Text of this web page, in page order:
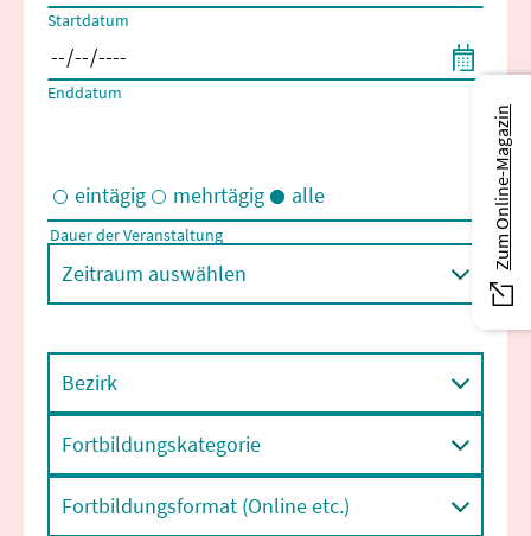
Startdatum
Enddatum
Eintägige und/oder mehrtägige Veranstaltungen
eintägig mehrtägig alle
Dauer der Veranstaltung
Zeitraum auswählen
Bezirk
Fortbildungskategorie
Fortbildungsformat (Online etc.)
Zum Online-Magazin